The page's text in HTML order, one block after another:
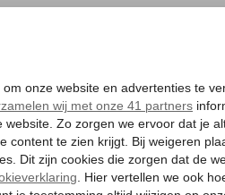
ZONVAKANTIE VERRE
Gratis annuleren*